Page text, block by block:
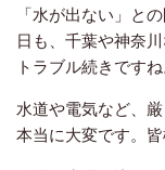
「水が出ない」と
日も、千葉や神奈
トラブル続きですね
水道や電気など、
本当に大変です。